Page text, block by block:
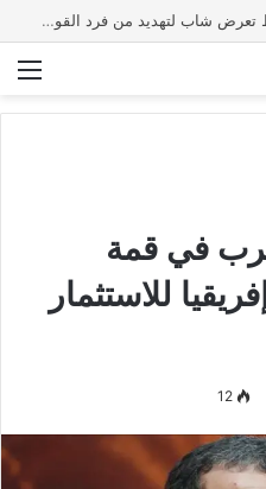
وزارة التربية الوطنية تؤكد انطلاق الدخول المدرسي 2026-2027 في موعده الرسمي
في قمة
للاستثمار
12